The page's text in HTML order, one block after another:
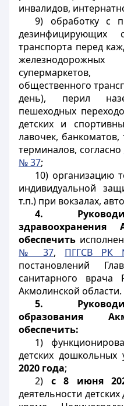
инвалидов,
9) обработку с
дезинфицирующих
транспорта перед
супермаркетов,
общественного
день), перил
пешеходных
детских и
лавочек,
терминалов, согласно
№ 37;
10) организацию
индивидуальной
т.п.) при вокзалах,
4.
здравоохранения
обеспечить
№ 37, ПГГСВ
постановлений
санитарного врача
Акмолинской области.
5.
образования
обеспечить:
1)
детских
2020 года;
2) с 8 июня
деятельности